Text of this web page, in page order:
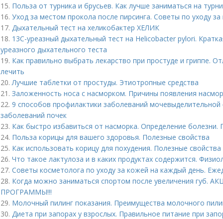
15. Польза от турника и брусьев. Как лучше заниматься на
16. Уход за местом прокола после пирсинга. Советы по уходу за
17. Дыхательный тест на хеликобактер ХЕЛИК
18. 13С-уреазный дыхательный тест на Helicobacter pylori.
уреазного дыхательного теста
19. Как правильно выбрать лекарство при простуде и гриппе.
лечить
20.Лучшие таблетки от простуды. Этиотропные средства
21. Заложенность носа с насморком. Причины появления
22. 9 способов профилактики заболеваний
заболеваний почек
23. Как быстро избавиться от насморка. Определение болезни.
24. Польза корицы для вашего здоровья. Полезные свойства
25. Как использовать корицу для похудения. Полезные
26. Что такое лактулоза и в каких продуктах содержится.
27. Советы косметолога по уходу за кожей на каждый день.
28. Когда можно заниматься спортом после увеличения губ.
ПРОГРАММЫ!!!
29. Молочный пилинг показания. Преимущества молочного
30. Диета при запорах у взрослых. Правильное питание при